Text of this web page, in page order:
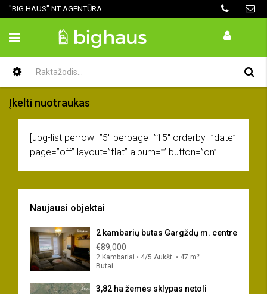
"BIG HAUS" NT AGENTŪRA
Įkelti nuotraukas
[upg-list perrow=”5″ perpage=”15″ orderby=”date”
page=”off” layout=”flat” album=”” button=”on” ]
Naujausi objektai
2 kambarių butas Gargždų m. centre
€89,000
2 Kambariai • 4/5 Aukšt. • 47 m²
Butai
3,82 ha žemės sklypas netoli